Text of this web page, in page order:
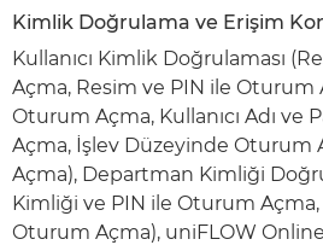
Kimlik Doğrulama ve Erişim
Kullanıcı Kimlik Doğrulaması
Açma, Resim ve PIN ile Oturum
Oturum Açma, Kullanıcı Adı ve
Açma, İşlev Düzeyinde Oturum
Açma), Departman Kimliği
Kimliği ve PIN ile Oturum
Oturum Açma), uniFLOW